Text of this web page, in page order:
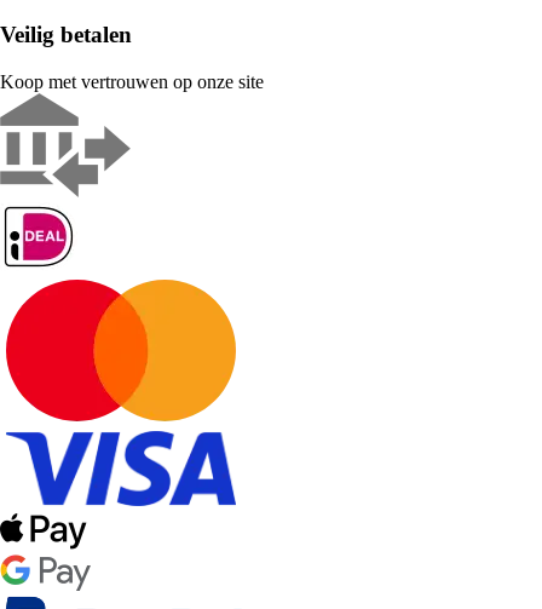
Veilig betalen
Koop met vertrouwen op onze site